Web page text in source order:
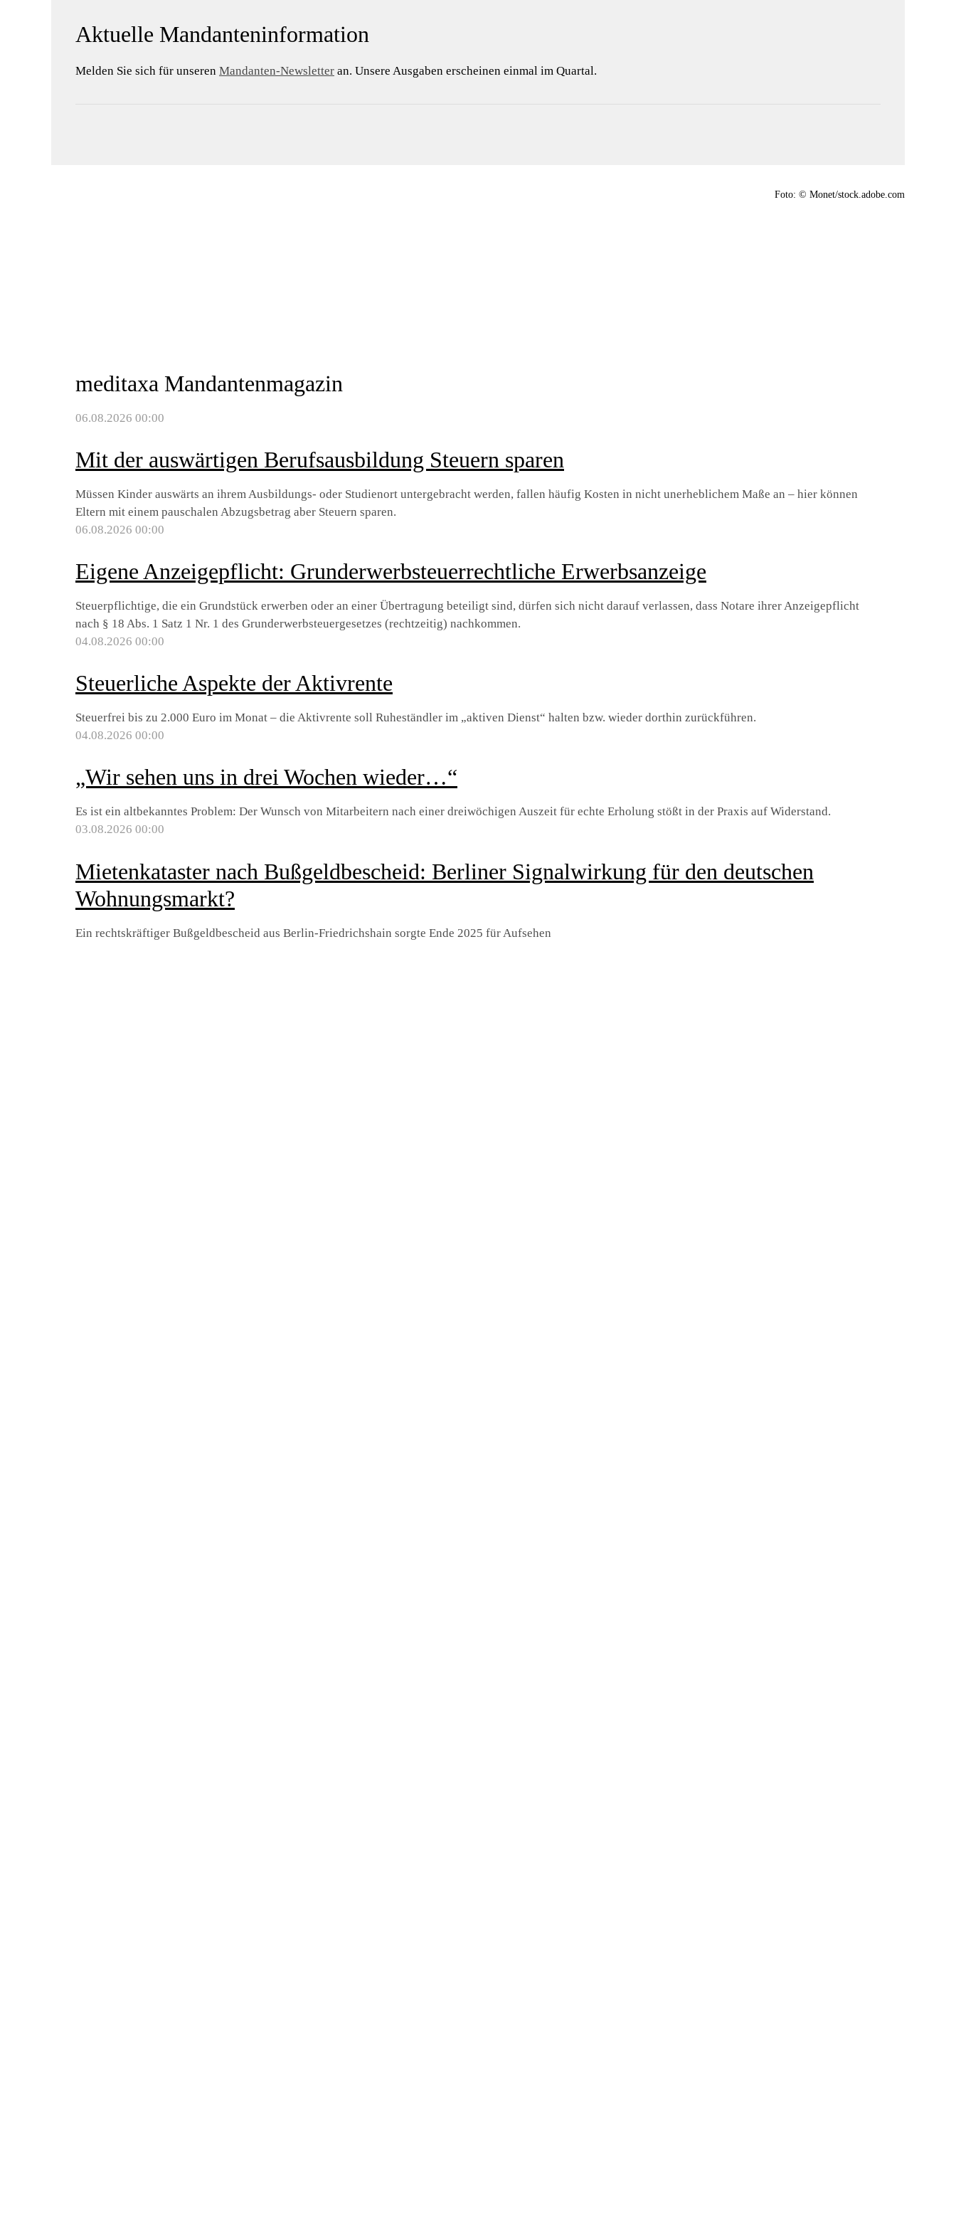
Aktuelle Mandanteninformation
Melden Sie sich für unseren Mandanten-Newsletter an. Unsere Ausgaben erscheinen einmal im Quartal.
Foto: © Monet/stock.adobe.com
meditaxa Mandantenmagazin
06.08.2026 00:00
Mit der auswärtigen Berufsausbildung Steuern sparen
Müssen Kinder auswärts an ihrem Ausbildungs- oder Studien­ort untergebracht werden, fallen häufig Kosten in nicht unerheblichem Maße an – hier können
Eltern mit einem pauschalen Abzugsbetrag aber Steuern sparen.
06.08.2026 00:00
Eigene Anzeigepflicht: Grunderwerbsteuerrechtliche Erwerbsanzeige
Steuerpflichtige, die ein Grundstück erwerben oder an einer Übertragung beteiligt sind, dürfen sich nicht darauf verlassen, dass Notare ihrer Anzeigepflicht
nach § 18 Abs. 1 Satz 1 Nr. 1 des Grunderwerbsteuergesetzes (rechtzeitig) nachkommen.
04.08.2026 00:00
Steuerliche Aspekte der Aktivrente
Steuerfrei bis zu 2.000 Euro im Monat – die Aktiv­rente soll Ruheständler im „aktiven Dienst“ halten bzw. wieder dorthin zurückführen.
04.08.2026 00:00
„Wir sehen uns in drei Wochen wieder…“
Es ist ein altbekanntes Problem: Der Wunsch von Mitarbeitern nach einer dreiwöchigen Auszeit für echte Erholung stößt in der Praxis auf Widerstand.
03.08.2026 00:00
Mietenkataster nach Bußgeldbescheid: Berliner Signalwirkung für den deutschen
Wohnungsmarkt?
Ein rechtskräftiger Bußgeldbescheid aus Berlin-Friedrichshain sorgte Ende 2025 für Aufsehen